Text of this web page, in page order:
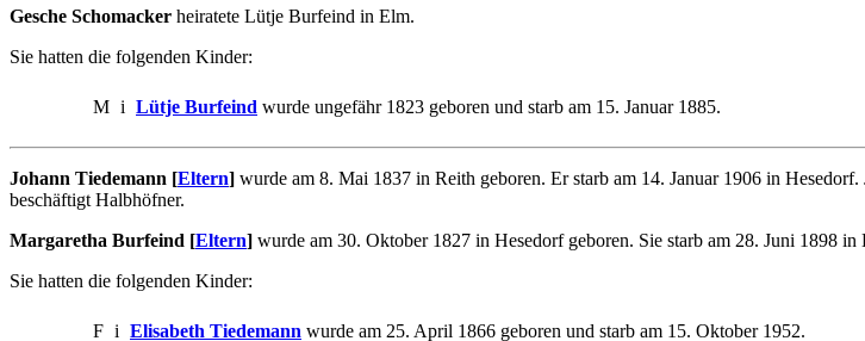
Gesche Schomacker heiratete Lütje Burfeind in Elm.
Sie hatten die folgenden Kinder:
M i Lütje Burfeind wurde ungefähr 1823 geboren und starb am 15. Januar 1885.
Johann Tiedemann [Eltern] wurde am 8. Mai 1837 in Reith geboren. Er starb am 14. Januar 1906 in
beschäftigt Halbhöfner.
Margaretha Burfeind [Eltern] wurde am 30. Oktober 1827 in Hesedorf geboren. Sie starb am 28. Juni 1898
Sie hatten die folgenden Kinder:
F i Elisabeth Tiedemann wurde am 25. April 1866 geboren und starb am 15. Oktober 1952.